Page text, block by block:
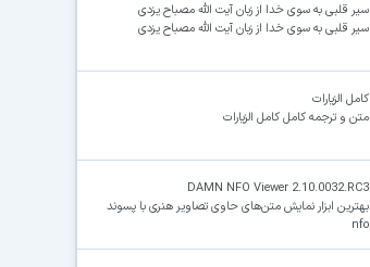
سیر قلبی به سوی خدا از زبان آیت الله مصباح یزدی
سیر قلبی به سوی خدا از زبان آیت الله مصباح یزدی
کامل الزیارات
متن و ترجمه کامل کامل الزیارات
DAMN NFO Viewer 2.10.0032.RC3
بهترین ابزار نمایش متن‌های حاوی تصاویر هنری با پسوند
nfo